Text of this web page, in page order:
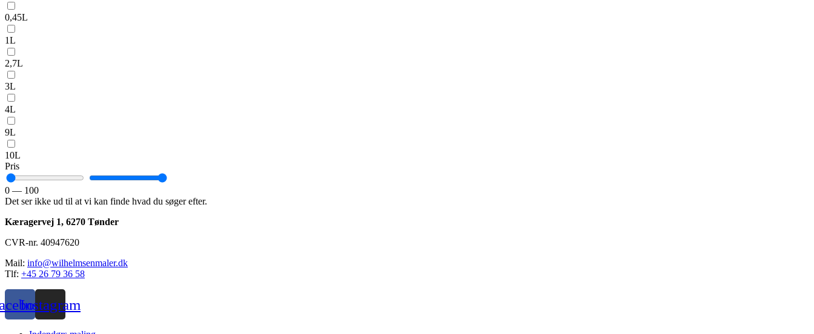
0,45L
1L
2,7L
3L
4L
9L
10L
Pris
0 — 100
Det ser ikke ud til at vi kan finde hvad du søger efter.
Kæragervej 1, 6270 Tønder
CVR-nr. 40947620
Mail: info@wilhelmsenmaler.dk
Tlf: +45 26 79 36 58
Instagram